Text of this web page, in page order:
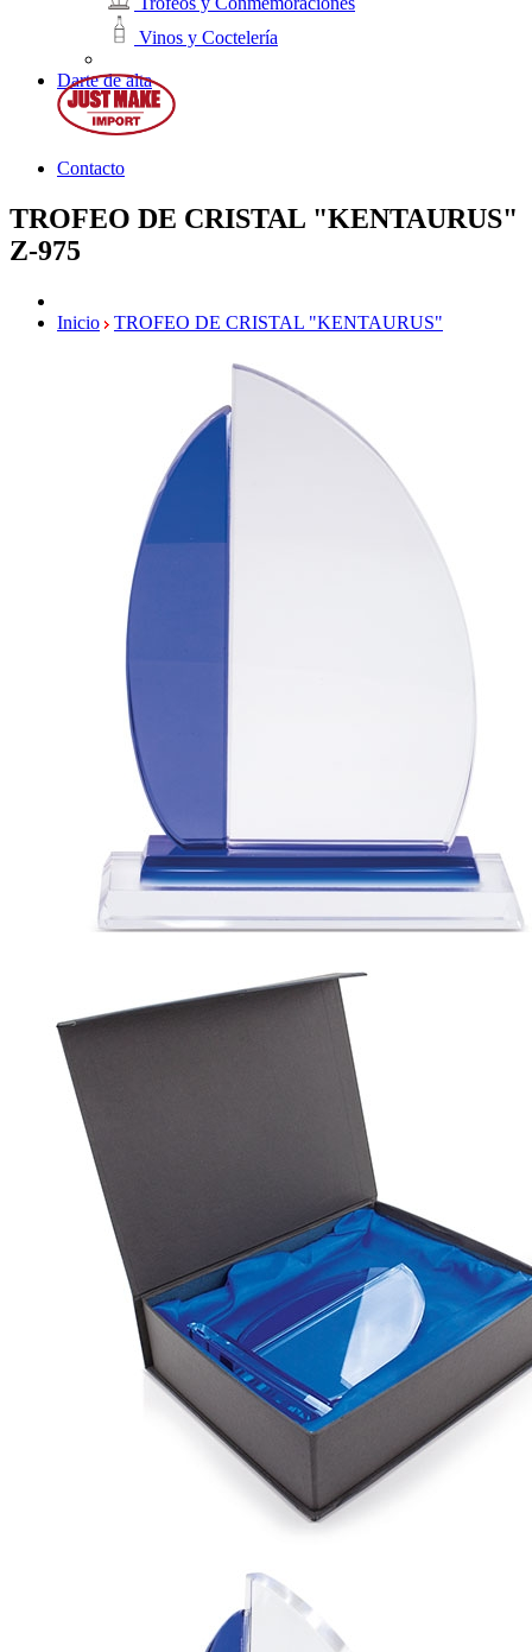
Vinos y Coctelería
Darte de alta
Contacto
TROFEO DE CRISTAL "KENTAURUS"
Z-975
Inicio TROFEO DE CRISTAL "KENTAURUS"